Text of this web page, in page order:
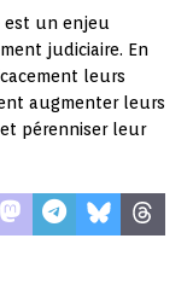
est un enjeu
judiciaire. En
leurs
augmenter leurs
pérenniser leur